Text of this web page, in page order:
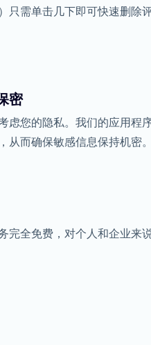
只需单击几下即可快速删除评
密
虑您的隐私。我们的应用程
从而确保敏感信息保持机密。
完全免费，对个人和企业来